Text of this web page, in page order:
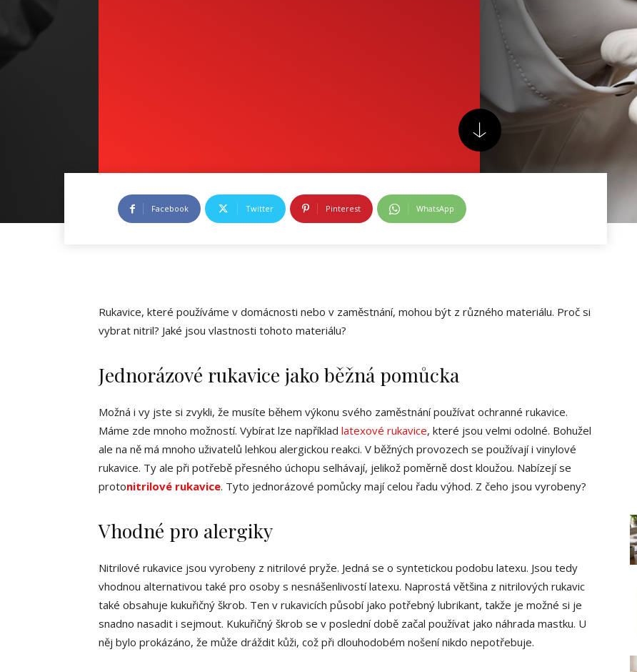
Facebook Twitter Pinterest WhatsApp
Rukavice, které používáme v domácnosti nebo v zaměstnání, mohou být z různého materiálu. Proč si
vybrat nitril? Jaké jsou vlastnosti tohoto materiálu?
Jednorázové rukavice jako běžná pomůcka
Možná i vy jste si zvykli, že musíte během výkonu svého zaměstnání používat ochranné rukavice.
Máme zde mnoho možností. Vybírat lze například latexové rukavice, které jsou velmi odolné. Bohužel
ale na ně má mnoho uživatelů lehkou alergickou reakci. V běžných provozech se používají i vinylové
rukavice. Ty ale při potřebě přesného úchopu selhávají, jelikož poměrně dost kloužou. Nabízejí se
protonitrilové rukavice. Tyto jednorázové pomůcky mají celou řadu výhod. Z čeho jsou vyrobeny?
Vhodné pro alergiky
Nitrilové rukavice jsou vyrobeny z nitrilové pryže. Jedná se o syntetickou podobu latexu. Jsou tedy
vhodnou alternativou také pro osoby s nesnášenlivostí latexu. Naprostá většina z nitrilových rukavic
také obsahuje kukuřičný škrob. Ten v rukavicích působí jako potřebný lubrikant, takže je možné si je
snadno nasadit i sejmout. Kukuřičný škrob se v poslední době začal používat jako náhrada mastku. U
něj bylo prokázáno, že může dráždit kůži, což při dlouhodobém nošení nikdo nepotřebuje.